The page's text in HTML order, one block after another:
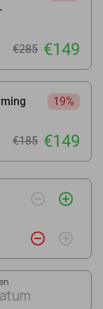
€285 €149
19%
€185 €149
remove_circle_outline add_circle_outline
remove_circle_outline add_circle_outline